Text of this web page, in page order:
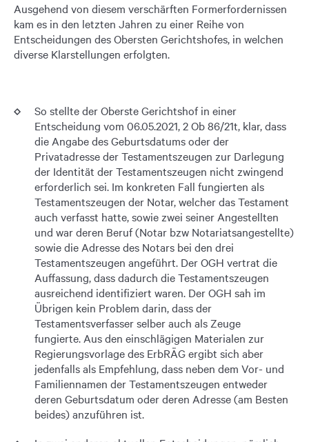
Ausgehend von diesem verschärften Formerfordernissen
kam es in den letzten Jahren zu einer Reihe von
Entscheidungen des Obersten Gerichtshofes, in welchen
diverse Klarstellungen erfolgten.
So stellte der Oberste Gerichtshof in einer
Entscheidung vom 06.05.2021, 2 Ob 86/21t, klar, dass
die Angabe des Geburtsdatums oder der
Privatadresse der Testamentszeugen zur Darlegung
der Identität der Testamentszeugen nicht zwingend
erforderlich sei. Im konkreten Fall fungierten als
Testamentszeugen der Notar, welcher das Testament
auch verfasst hatte, sowie zwei seiner Angestellten
und war deren Beruf (Notar bzw Notariatsangestellte)
sowie die Adresse des Notars bei den drei
Testamentszeugen angeführt. Der OGH vertrat die
Auffassung, dass dadurch die Testamentszeugen
ausreichend identifiziert waren. Der OGH sah im
Übrigen kein Problem darin, dass der
Testamentsverfasser selber auch als Zeuge
fungierte. Aus den einschlägigen Materialen zur
Regierungsvorlage des ErbRÄG ergibt sich aber
jedenfalls als Empfehlung, dass neben dem Vor- und
Familiennamen der Testamentszeugen entweder
deren Geburtsdatum oder deren Adresse (am Besten
beides) anzuführen ist.